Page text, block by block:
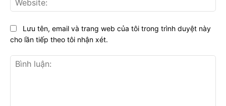
Lưu tên, email và trang web của tôi trong trình duyệt này
cho lần tiếp theo tôi nhận xét.